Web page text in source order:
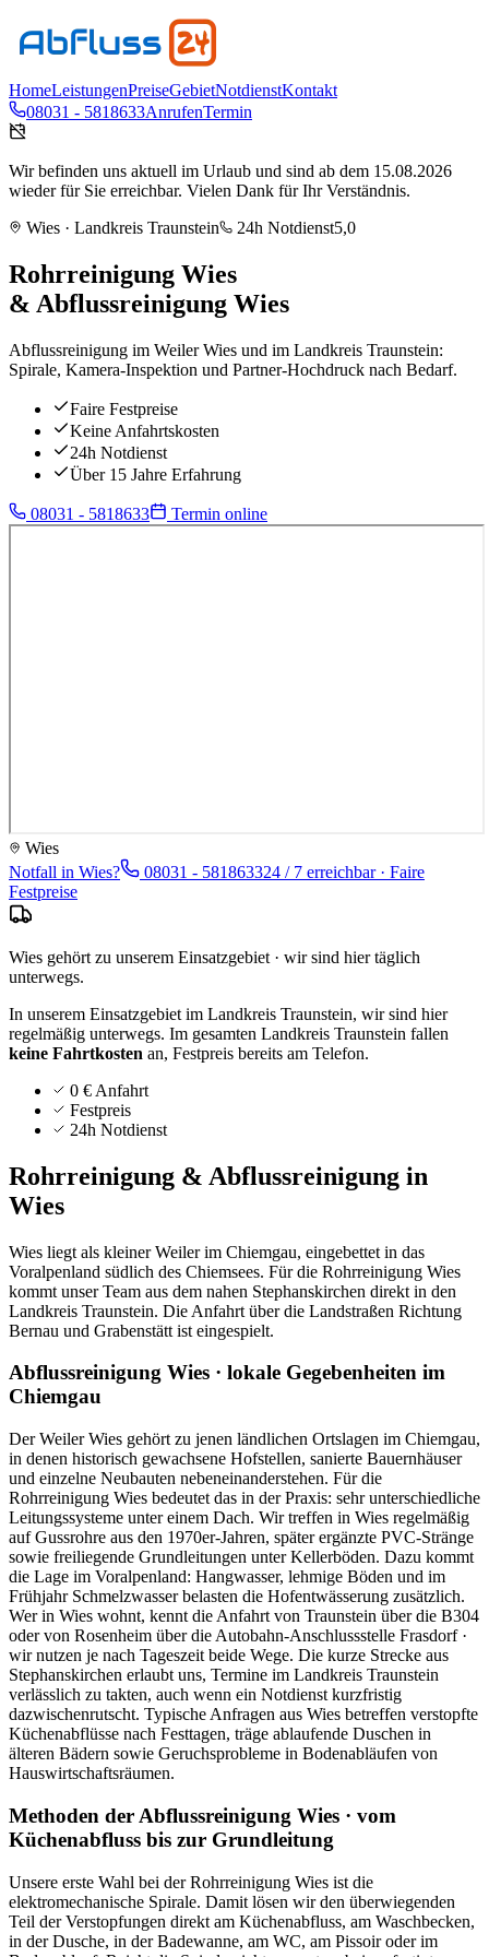
HomeLeistungenPreiseGebietNotdienstKontakt
08031 - 5818633AnrufenTermin
Wir befinden uns aktuell im Urlaub und sind ab dem 15.08.2026
wieder für Sie erreichbar. Vielen Dank für Ihr Verständnis.
Wies · Landkreis Traunstein 24h Notdienst5,0
Rohrreinigung Wies
& Abflussreinigung Wies
Abflussreinigung im Weiler Wies und im Landkreis Traunstein:
Spirale, Kamera-Inspektion und Partner-Hochdruck nach Bedarf.
Faire Festpreise
Keine Anfahrtskosten
24h Notdienst
Über 15 Jahre Erfahrung
08031 - 5818633 Termin online
Wies
Notfall in Wies? 08031 - 581863324 / 7 erreichbar · Faire
Festpreise
Wies gehört zu unserem Einsatzgebiet · wir sind hier täglich
unterwegs.
In unserem Einsatzgebiet im Landkreis Traunstein, wir sind hier
regelmäßig unterwegs. Im gesamten Landkreis Traunstein fallen
keine Fahrtkosten an, Festpreis bereits am Telefon.
0 € Anfahrt
Festpreis
24h Notdienst
Rohrreinigung & Abflussreinigung in
Wies
Wies liegt als kleiner Weiler im Chiemgau, eingebettet in das
Voralpenland südlich des Chiemsees. Für die Rohrreinigung Wies
kommt unser Team aus dem nahen Stephanskirchen direkt in den
Landkreis Traunstein. Die Anfahrt über die Landstraßen Richtung
Bernau und Grabenstätt ist eingespielt.
Abflussreinigung Wies · lokale Gegebenheiten im
Chiemgau
Der Weiler Wies gehört zu jenen ländlichen Ortslagen im Chiemgau,
in denen historisch gewachsene Hofstellen, sanierte Bauernhäuser
und einzelne Neubauten nebeneinanderstehen. Für die
Rohrreinigung Wies bedeutet das in der Praxis: sehr unterschiedliche
Leitungssysteme unter einem Dach. Wir treffen in Wies regelmäßig
auf Gussrohre aus den 1970er-Jahren, später ergänzte PVC-Stränge
sowie freiliegende Grundleitungen unter Kellerböden. Dazu kommt
die Lage im Voralpenland: Hangwasser, lehmige Böden und im
Frühjahr Schmelzwasser belasten die Hofentwässerung zusätzlich.
Wer in Wies wohnt, kennt die Anfahrt von Traunstein über die B304
oder von Rosenheim über die Autobahn-Anschlussstelle Frasdorf ·
wir nutzen je nach Tageszeit beide Wege. Die kurze Strecke aus
Stephanskirchen erlaubt uns, Termine im Landkreis Traunstein
verlässlich zu takten, auch wenn ein Notdienst kurzfristig
dazwischenrutscht. Typische Anfragen aus Wies betreffen verstopfte
Küchenabflüsse nach Festtagen, träge ablaufende Duschen in
älteren Bädern sowie Geruchsprobleme in Bodenabläufen von
Hauswirtschaftsräumen.
Methoden der Abflussreinigung Wies · vom
Küchenabfluss bis zur Grundleitung
Unsere erste Wahl bei der Rohrreinigung Wies ist die
elektromechanische Spirale. Damit lösen wir den überwiegenden
Teil der Verstopfungen direkt am Küchenabfluss, am Waschbecken,
in der Dusche, in der Badewanne, am WC, am Pissoir oder im